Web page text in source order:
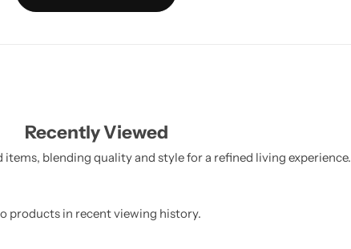
Recently Viewed
blending quality and style for a refined living experience.
products in recent viewing history.